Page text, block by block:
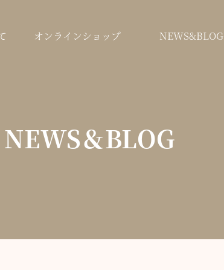
オンラインショップ NEWS&BLOG
NEWS＆BLOG